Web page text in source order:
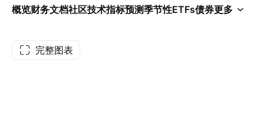
概览财务文档社区技术指标预测季节性ETFs债券更多
完整图表